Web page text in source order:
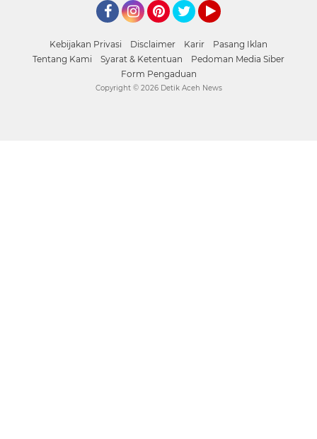
Kebijakan Privasi Disclaimer Karir
Pasang Iklan
Tentang Kami
Syarat & Ketentuan
Pedoman Media Siber
Form Pengaduan
Copyright © 2026 Detik Aceh News